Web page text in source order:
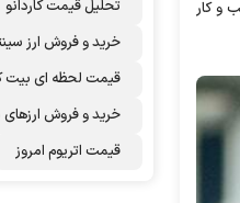
و کار
تحلیل قیمت کاردانو
خرید و فروش ارز
قیمت لحظه ای بیت
خرید و فروش ارزهای
قیمت اتریوم امروز